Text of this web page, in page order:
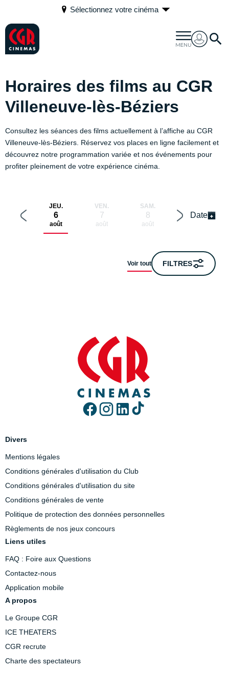
Sélectionnez votre cinéma
Horaires des films au CGR
Villeneuve-lès-Béziers
Consultez les séances des films actuellement à l’affiche au CGR
Villeneuve-lès-Béziers. Réservez vos places en ligne facilement et
découvrez notre programmation variée et nos événements pour
profiter pleinement de votre expérience cinéma.
JEU.
6
août
VEN.
7
août
SAM.
8
août
9
Date
Voir tout FILTRES
Divers
Mentions légales
Conditions générales d'utilisation du Club
Conditions générales d'utilisation du site
Conditions générales de vente
Politique de protection des données personnelles
Règlements de nos jeux concours
Liens utiles
FAQ : Foire aux Questions
Contactez-nous
Application mobile
A propos
Le Groupe CGR
ICE THEATERS
CGR recrute
Charte des spectateurs